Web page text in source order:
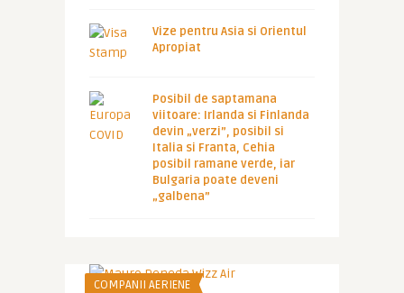
Vize pentru Asia si Orientul
Apropiat
Posibil de saptamana
viitoare: Irlanda si Finlanda
devin „verzi”, posibil si
Italia si Franta, Cehia
posibil ramane verde, iar
Bulgaria poate deveni
„galbena”
COMPANII AERIENE